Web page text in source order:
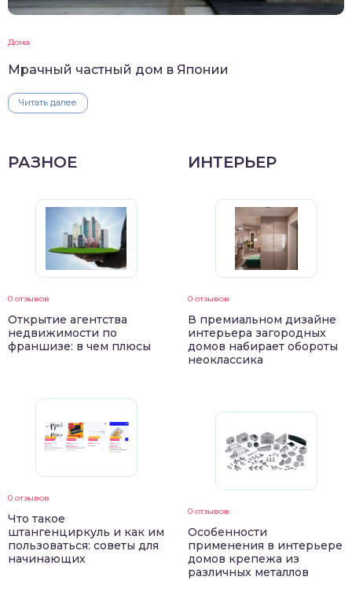
Дома
Мрачный частный дом в Японии
Читать далее
РАЗНОЕ
0 отзывов
Открытие агентства
недвижимости по
франшизе: в чем плюсы
0 отзывов
Что такое
штангенциркуль и как им
пользоваться: советы для
начинающих
ИНТЕРЬЕР
0 отзывов
В премиальном дизайне
интерьера загородных
домов набирает обороты
неоклассика
0 отзывов
Особенности
применения в интерьере
домов крепежа из
различных металлов